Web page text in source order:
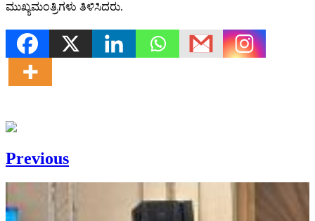
ಮುಖ್ಯಮಂತ್ರಿಗಳು ತಿಳಿಸಿದರು.
Previous